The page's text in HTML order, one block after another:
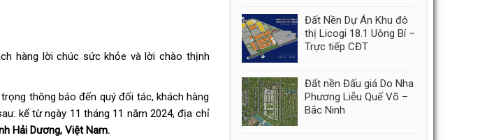
hàng lời chúc sức khỏe và lời chào thịnh
thông báo đến quý đối tác, khách hàng
kể từ ngày 11 tháng 11 năm 2024, địa chỉ
Hải Dương, ViệtNam.
Đất Nền Dự Án Khu đô
thị Licogi 18.1 Uông Bí –
Trực tiếp CĐT
Đất nền Đấu giá Do Nha
Phương Liễu Quế Võ –
Bắc Ninh